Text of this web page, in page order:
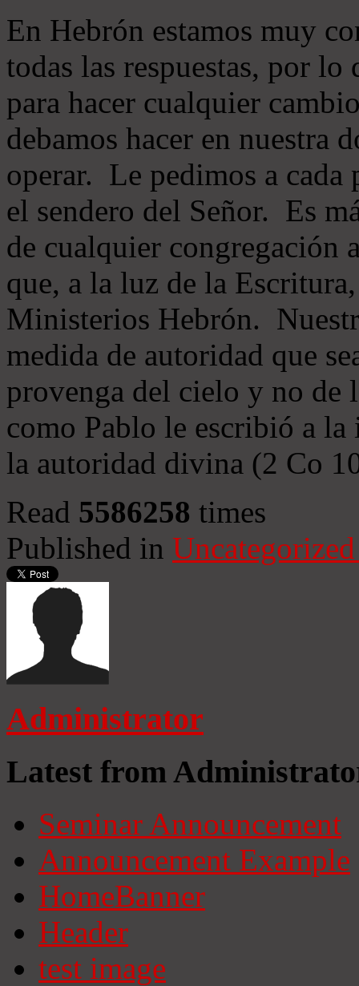
En Hebrón estamos muy
todas las respuestas, por
para hacer cualquier
debamos hacer en nuestra
operar. Le pedimos a cada
el sendero del Señor. Es
de cualquier congregación
que, a la luz de la
Ministerios Hebrón.
medida de autoridad que
provenga del cielo y no de
como Pablo le escribió a
la autoridad divina (2 Co
Read 5586258 times
Published in
Administrator
Latest from
Seminar Announcement
Announcement Example
HomeBanner
Header
test image